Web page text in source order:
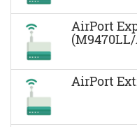
AirPort
AirPort